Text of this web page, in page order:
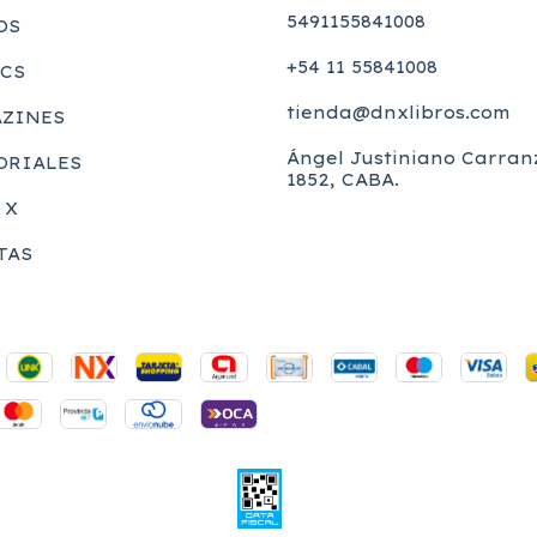
X
5491155841008
+54 11 55841008
tienda@dnxlibros.com
Ángel Justiniano
1852, CABA.